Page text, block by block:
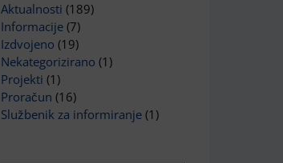
Aktualnosti (189)
Informacije (7)
Izdvojeno (19)
Nekategorizirano (1)
Projekti (1)
Proračun (16)
Službenik za informiranje (1)